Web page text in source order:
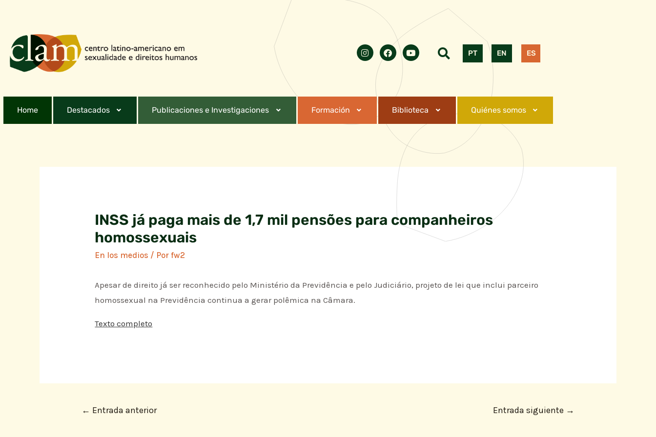
PT EN ES
Home Destacados Publicaciones e Investigaciones Formación Biblioteca Quiénes somos
INSS já paga mais de 1,7 mil pensões para companheiros
homossexuais
En los medios / Porfw2
Apesar de direito já ser reconhecido pelo Ministério da Previdência e pelo Judiciário, projeto de lei que inclui parceiro
homossexual na Previdência continua a gerar polêmica na Câmara.
Texto completo
← Entrada anterior Entrada siguiente →